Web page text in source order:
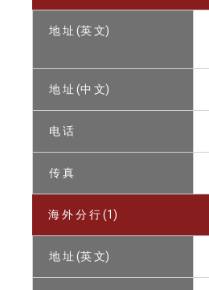
地 址 (英 文)
地 址 (中 文)
电 话
传 真
海 外 分 行 (1)
地 址 (英 文)